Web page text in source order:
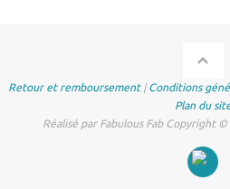
Retour et remboursement|Conditions
Plan du
Réalisé par Fabulous Fab Copyright